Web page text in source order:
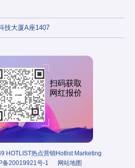
技大厦A座1407
扫码获取
网红报价
HOTLIST热点营销Hotlist Marketing
备20019921号-1 网站地图